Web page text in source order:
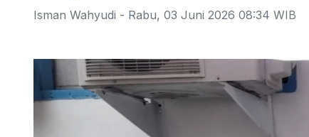
Isman Wahyudi - Rabu, 03 Juni 2026 08:34 WIB